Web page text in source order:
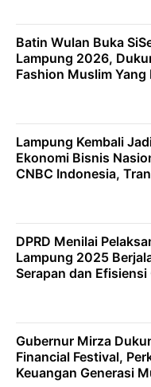
Batin Wulan Buka
Lampung 2026,
Fashion Muslim Yang
Lampung Kembali
Ekonomi Bisnis
CNBC Indonesia,
DPRD Menilai
Lampung 2025
Serapan dan Efisiensi
Gubernur Mirza
Financial Festival,
Keuangan Generasi